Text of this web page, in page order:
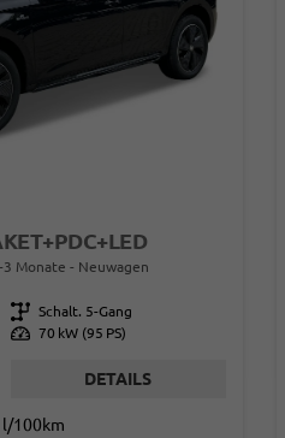
3 Monate Neuwagen
Getriebe Schalt. 5-Gang
Leistung 70 kW (95 PS)
DETAILS
l/100km